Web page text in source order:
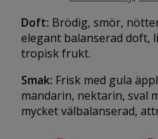
Doft: Brödig, smör,
elegant balanserad doft,
tropisk frukt.
Smak: Frisk med gula
mandarin, nektarin, sval
mycket välbalanserad,